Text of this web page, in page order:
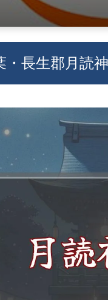
・長生郡月読